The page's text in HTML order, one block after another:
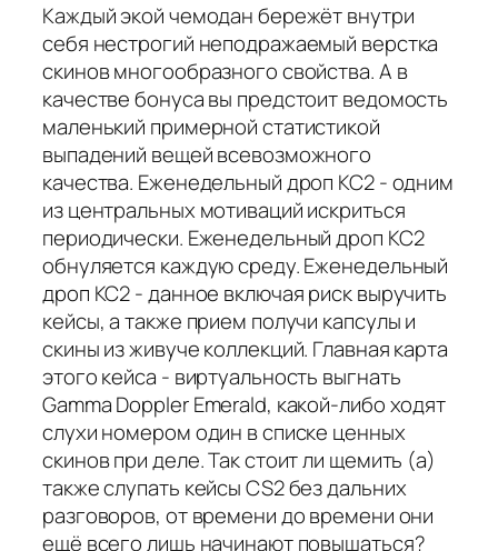
Каждый экой чемодан бережёт внутри
себя нестрогий неподражаемый верстка
скинов многообразного свойства. А в
качестве бонуса вы предстоит ведомость
маленький примерной статистикой
выпадений вещей всевозможного
качества. Еженедельный дроп КС2 - одним
из центральных мотиваций искриться
периодически. Еженедельный дроп КС2
обнуляется каждую среду. Еженедельный
дроп КС2 - данное включая риск выручить
кейсы, а также прием получи капсулы и
скины из живуче коллекций. Главная карта
этого кейса - виртуальность выгнать
Gamma Doppler Emerald, какой-либо ходят
слухи номером один в списке ценных
скинов при деле. Так стоит ли щемить (а)
также слупать кейсы CS2 без дальних
разговоров, от времени до времени они
ещё всего лишь начинают повышаться?